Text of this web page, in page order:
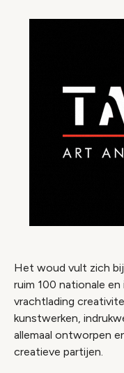
Het woud vult zich bij
ruim 100 nationale
vrachtlading
kunstwerken,
allemaal ontworpen
creatieve partijen.